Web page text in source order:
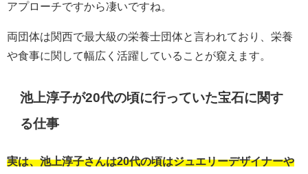
アプローチですから凄いですね。
両団体は関西で最大級の栄養士団体と言われており、栄養
や食事に関して幅広く活躍していることが窺えます。
池上淳子が20代の頃に行っていた宝石に関す
る仕事
実は、池上淳子さんは20代の頃はジュエリーデザイナーや